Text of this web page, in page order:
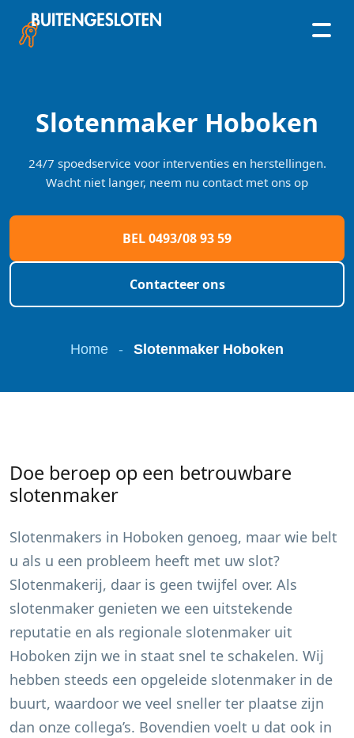
content
Slotenmaker Hoboken
24/7 spoedservice voor interventies en herstellingen.
Wacht niet langer, neem nu contact met ons op
BEL 0493/08 93 59
Contacteer ons
Home - Slotenmaker Hoboken
Doe beroep op een betrouwbare
slotenmaker
Slotenmakers in Hoboken genoeg, maar wie belt
u als u een probleem heeft met uw slot?
Slotenmakerij, daar is geen twijfel over. Als
slotenmaker genieten we een uitstekende
reputatie en als regionale slotenmaker uit
Hoboken zijn we in staat snel te schakelen. Wij
hebben steeds een opgeleide slotenmaker in de
buurt, waardoor we veel sneller ter plaatse zijn
dan onze collega’s. Bovendien voelt u dat ook in